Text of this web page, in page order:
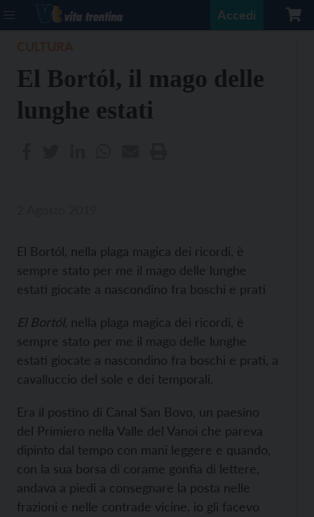
Accedi
El Bortól, il mago delle
lunghe estati
El Bortól, nella plaga magica dei ricordi, è
sempre stato per me il mago delle lunghe
estati giocate a nascondino fra boschi e prati
El Bortól, nella plaga magica dei ricordi, è
sempre stato per me il mago delle lunghe
estati giocate a nascondino fra boschi e prati, a
cavalluccio del sole e dei temporali.
Era il postino di Canal San Bovo, un paesino
del Primiero nella Valle del Vanoi che pareva
dipinto dal tempo con mani leggere e quando,
con la sua borsa di corame gonfia di lettere,
andava a piedi a consegnare la posta nelle
frazioni e nelle contrade vicine, io gli facevo